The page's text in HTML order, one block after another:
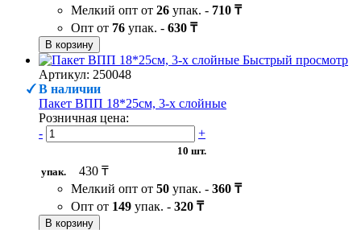
Мелкий опт от 26 упак. - 710 ₸
Опт от 76 упак. - 630 ₸
В корзину
Быстрый просмотр
Артикул: 250048
В наличии
Пакет ВПП 18*25см, 3-х слойные
Розничная цена:
-
+
10 шт.
упак.
430 ₸
Мелкий опт от 50 упак. - 360 ₸
Опт от 149 упак. - 320 ₸
В корзину